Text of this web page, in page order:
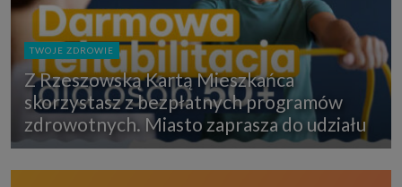
TWOJE ZDROWIE
Z Rzeszowską Kartą Mieszkańca
skorzystasz z bezpłatnych programów
zdrowotnych. Miasto zaprasza do udziału